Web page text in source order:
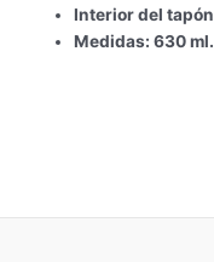
Interior del
Medidas: 630